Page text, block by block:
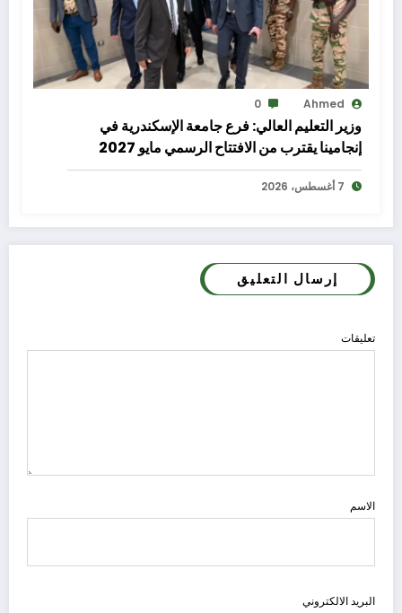
Ahmed
0
وزير التعليم العالي: فرع جامعة الإسكندرية في
إنجامينا يقترب من الافتتاح الرسمي مايو 2027
7 أغسطس، 2026
إرسال التعليق
تعليقات
الاسم
البريد الالكتروني